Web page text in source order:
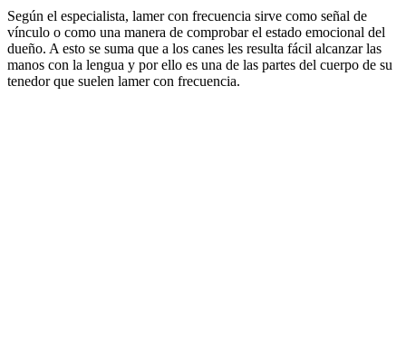
Según el especialista, lamer con frecuencia sirve como señal de
vínculo o como una manera de comprobar el estado emocional del
dueño. A esto se suma que a los canes les resulta fácil alcanzar las
manos con la lengua y por ello es una de las partes del cuerpo de su
tenedor que suelen lamer con frecuencia.